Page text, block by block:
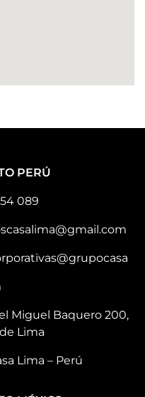
PERÚ
089
Miguel Baquero 200,
Lima
Lima – Perú